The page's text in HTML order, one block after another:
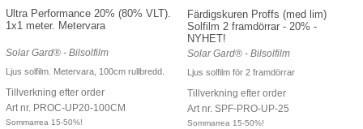
Ultra Performance 20% (80% VLT).
1x1 meter. Metervara
Solar Gard® - Bilsolfilm
Ljus solfilm. Metervara, 100cm rullbredd.
Tillverkning efter order
Art nr. PROC-UP20-100CM
Sommarrea 15-50%!
Färdigskuren Proffs (med lim)
Solfilm 2 framdörrar - 20% -
NYHET!
Solar Gard® - Bilsolfilm
Ljus solfilm för 2 framdörrar
Tillverkning efter order
Art nr. SPF-PRO-UP-25
Sommarrea 15-50%!